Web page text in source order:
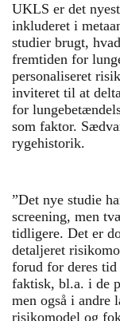
UKLS er det
inkluderet i
studier brugt,
fremtiden for
personaliseret
inviteret til at
for
som faktor.
rygehistorik.
”Det nye studie
screening, men
tidligere. Det er
detaljeret
forud for deres
faktisk, bl.a. i de
men også i andre
risikomodel og